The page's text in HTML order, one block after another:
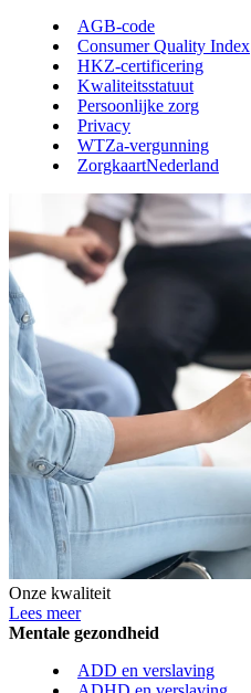
AGB-code
Consumer Quality Index
HKZ-certificering
Kwaliteitsstatuut
Persoonlijke zorg
Privacy
WTZa-vergunning
ZorgkaartNederland
Onze kwaliteit
Lees meer
Mentale gezondheid
ADD en verslaving